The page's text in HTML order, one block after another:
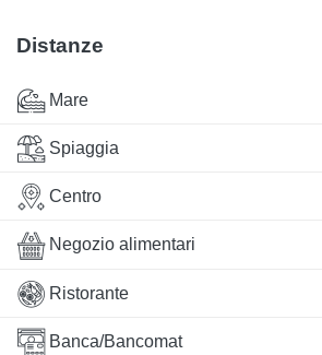
Distanze
Mare
Spiaggia
Centro
Negozio alimentari
Ristorante
Banca/Bancomat